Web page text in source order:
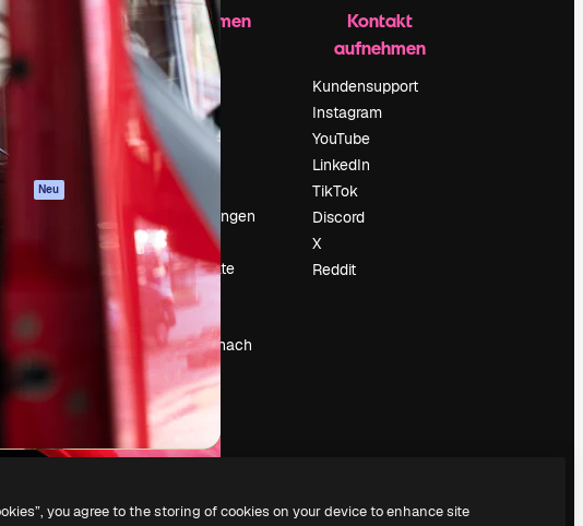
Neu
Unternehmen
Preise
Über uns
Reviews
Karriere
Suchtrends
Veranstaltungen
Slidesgo
Deine Inhalte
verkaufen
Pressesaal
Suchst du nach
magnific.ai
Kontakt
aufnehmen
Kundensupport
Instagram
YouTube
LinkedIn
TikTok
Discord
X
Reddit
you agree to the storing of cookies on your device to enhance site